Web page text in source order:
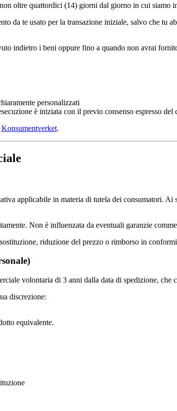
oltre quattordici (14) giorni dal giorno in cui siamo
da te usato per la transazione iniziale, salvo che tu
indietro i beni oppure fino a quando non avrai
personalizzati
è iniziata con il previo consenso espresso
Konsumentverket.
applicabile in materia di tutela dei consumatori.
Non è influenzata da eventuali garanzie
riduzione del prezzo o rimborso in
volontaria di 3 anni dalla data di spedizione, che
discrezione:
equivalente.